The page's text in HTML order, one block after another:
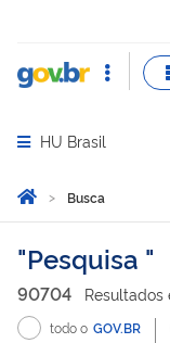
Abrir menu
HU Brasil
Você está aqui:
Página Inicial
Busca
Busca
Pesquisa
90704 Resultados
todo o GOV.BR